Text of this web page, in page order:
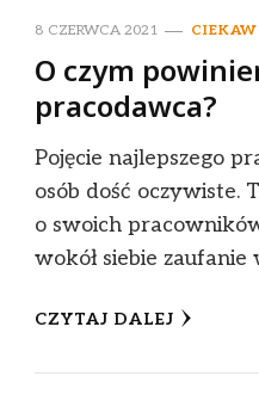
8 CZERWCA 2021
O czym
pracodawca?
Pojęcie najlepszego
osób dość oczywiste.
o swoich
wokół siebie
CZYTAJ DALEJ